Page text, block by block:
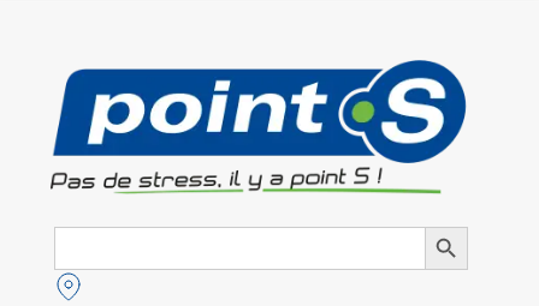
Search
Search Button